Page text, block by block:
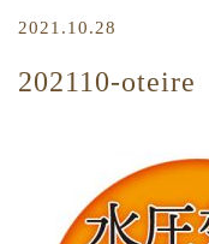
2021.10.28
202110-oteire